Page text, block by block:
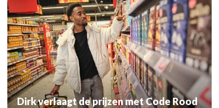
Dirk verlaagt de prijzen met Code Rood